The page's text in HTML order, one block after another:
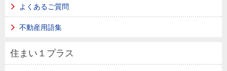
よくあるご質問
不動産用語集
住まい１プラス